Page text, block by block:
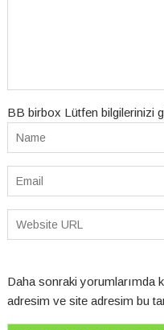
BB birbox Lütfen bilgilerinizi
Daha sonraki yorumlarımda
adresim ve site adresim bu